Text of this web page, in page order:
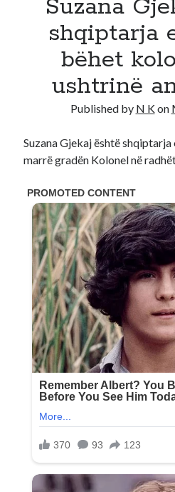
Recent Comments
No comments to show.
Suzana
shqiptarja
bëhet
ushtrinë
Published by N Kon
Suzana Gjekaj është
marrë gradën Kolonel në